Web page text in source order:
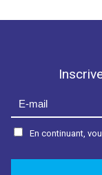
En continuant,